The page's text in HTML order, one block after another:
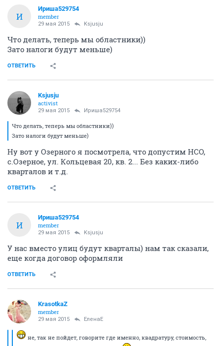
И
Ириша529754
member
29 мая 2015 Ksjusju
Что делать, теперь мы областники))
Зато налоги будут меньше)
ОТВЕТИТЬ
Ksjusju
activist
29 мая 2015 Ириша529754
Что делать, теперь мы областники))
Зато налоги будут меньше)
Ну вот у Озерного я посмотрела, что допустим НСО,
с.Озерное, ул. Кольцевая 20, кв. 2... Без каких-либо
кварталов и т.д.
ОТВЕТИТЬ
И
Ириша529754
member
29 мая 2015 Ksjusju
У нас вместо улиц будут кварталы) нам так сказали,
еще когда договор оформляли
ОТВЕТИТЬ
KrasotkaZ
member
29 мая 2015 ЕленаЕ
не, так не пойдет, говорите где именно, квадратуру, стоимость,